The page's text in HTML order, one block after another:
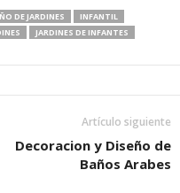
DE JARDINES
INFANTIL
JARDINES DE INFANTES
Artículo siguiente
Decoracion y Diseño de
Baños Arabes